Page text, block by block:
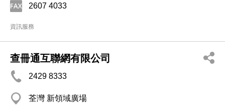
2607 4033
資訊服務
查冊通互聯網有限公司
2429 8333
荃灣 新領域廣場